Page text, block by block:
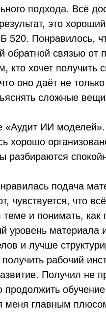
подхода. Всё
это
520. Понравилось,
связью от
кто хочет получить
оно даёт не
сложные
ИИ
хорошо
разбираются
подача
чувствуется, что
теме и понимать,
уровень материала
и лучше
рабочий
Получил не
продолжить
главным